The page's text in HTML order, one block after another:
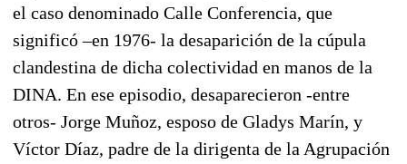
el caso denominado Calle Conferencia, que
significó –en 1976- la desaparición de la cúpula
clandestina de dicha colectividad en manos de la
DINA. En ese episodio, desaparecieron -entre
otros- Jorge Muñoz, esposo de Gladys Marín, y
Víctor Díaz, padre de la dirigenta de la Agrupación